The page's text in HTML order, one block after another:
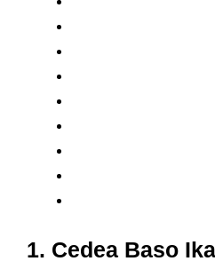
1. Cedea Baso